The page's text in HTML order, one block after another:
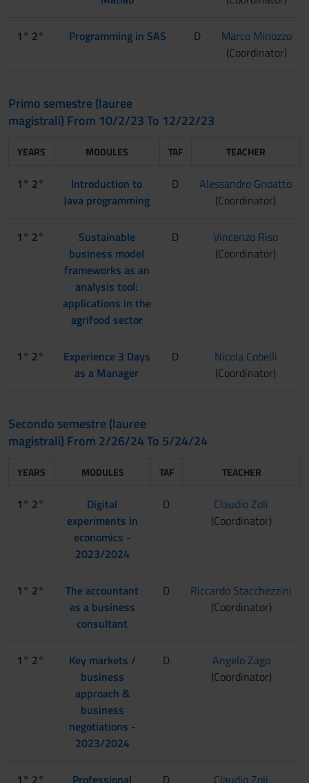
1° 2° Programming in SAS D
Marco Minozzo
(Coordinator)
Primo semestre (lauree
magistrali) From 10/2/23 To 12/22/23
YEARS MODULES TAF TEACHER
1° 2°
Introduction to
Java programming
D
Alessandro Gnoatto
(Coordinator)
1° 2°
Sustainable
business model
frameworks as an
analysis tool:
applications in the
agrifood sector
D
Vincenzo Riso
(Coordinator)
1° 2°
Experience 3 Days
as a Manager
D
Nicola Cobelli
(Coordinator)
Secondo semestre (lauree
magistrali) From 2/26/24 To 5/24/24
YEARS MODULES TAF TEACHER
1° 2°
Digital
experiments in
economics -
2023/2024
D
Claudio Zoli
(Coordinator)
1° 2°
The accountant
as a business
consultant
D
Riccardo Stacchezzini
(Coordinator)
1° 2°
Key markets /
business
approach &
business
negotiations -
2023/2024
D
Angelo Zago
(Coordinator)
1° 2°
Professional
D
Claudio Zoli